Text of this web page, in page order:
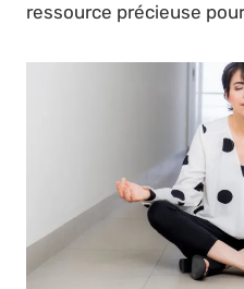
ressource précieuse